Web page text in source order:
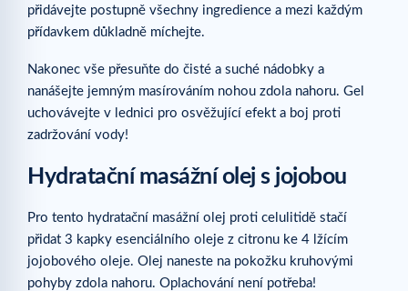
přidávejte postupně všechny ingredience a mezi každým
přídavkem důkladně míchejte.
Nakonec vše přesuňte do čisté a suché nádobky a
nanášejte jemným masírováním nohou zdola nahoru. Gel
uchovávejte v lednici pro osvěžující efekt a boj proti
zadržování vody!
Hydratační masážní olej s jojobou
Pro tento hydratační masážní olej proti celulitidě stačí
přidat 3 kapky esenciálního oleje z citronu ke 4 lžícím
jojobového oleje. Olej naneste na pokožku kruhovými
pohyby zdola nahoru. Oplachování není potřeba!